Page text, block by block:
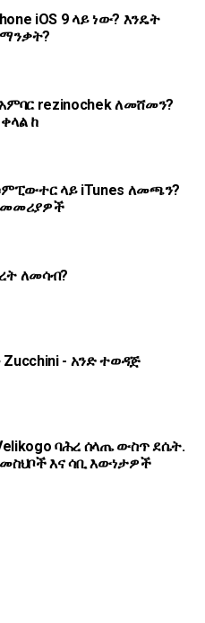
iOS 9 ላይ ነው? እንዴት
rezinochek ለመሸመን?
ከ
ላይ iTunes ለመጫን?
መመሪያዎች
ለመሳብ?
- አንድ ተወዳጅ
ባሕረ ሰላጤ ውስጥ ደሴት.
እና ሳቢ እውነታዎች